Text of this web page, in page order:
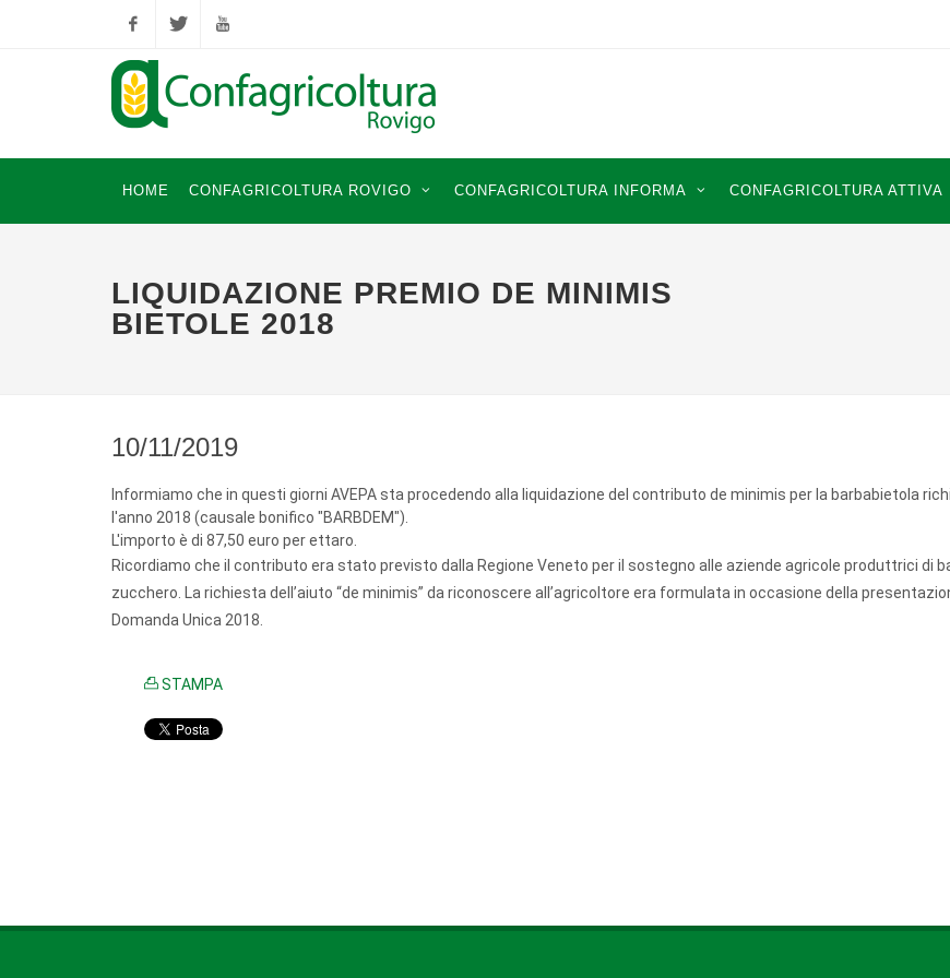
FacebookTwitter YouTube
HOME CONFAGRICOLTURA ROVIGO CONFAGRICOLTURA INFORMA CONFAGRICOLTURA ATTIVA
LIQUIDAZIONE PREMIO DE MINIMIS
BIETOLE 2018
10/11/2019
Informiamo che in questi giorni AVEPA sta procedendo alla liquidazione del contributo de minimis per la barbabietola
l'anno 2018 (causale bonifico "BARBDEM").
L'importo è di 87,50 euro per ettaro.
Ricordiamo che il contributo era stato previsto dalla Regione Veneto per il sostegno alle aziende agricole produttrici di
zucchero. La richiesta dell’aiuto “de minimis” da riconoscere all’agricoltore era formulata in occasione della
Domanda Unica 2018.
STAMPA